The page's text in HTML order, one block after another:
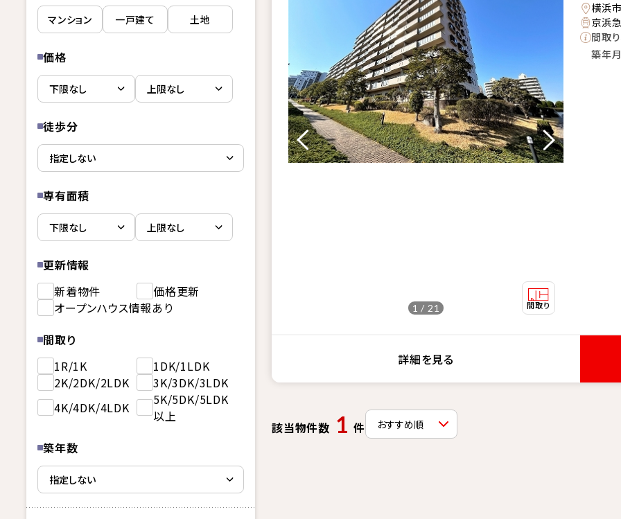
マンション 一戸建て 土地
価格
徒歩分
専有面積
更新情報
新着物件
価格更新
オープンハウス情報あり
間取り
1R/1K
1DK/1LDK
2K/2DK/2LDK
3K/3DK/3LDK
4K/4DK/4LDK
5K/5DK/5LDK
以上
築年数
1 / 21
横浜
京浜
間取り
築年月
詳細を見る
該当物件数 1 件